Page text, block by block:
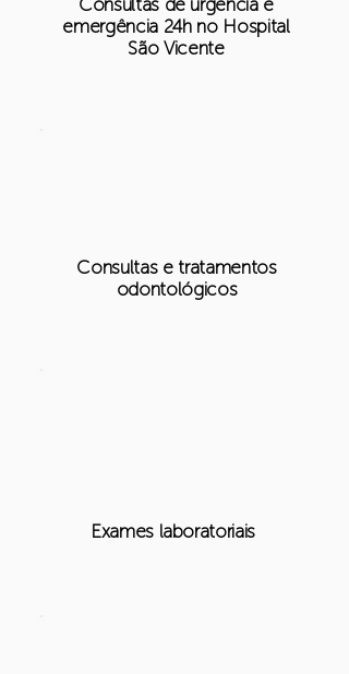
Consultas de urgência e
emergência 24h no Hospital
São Vicente
Consultas e tratamentos
odontológicos
Exames laboratoriais